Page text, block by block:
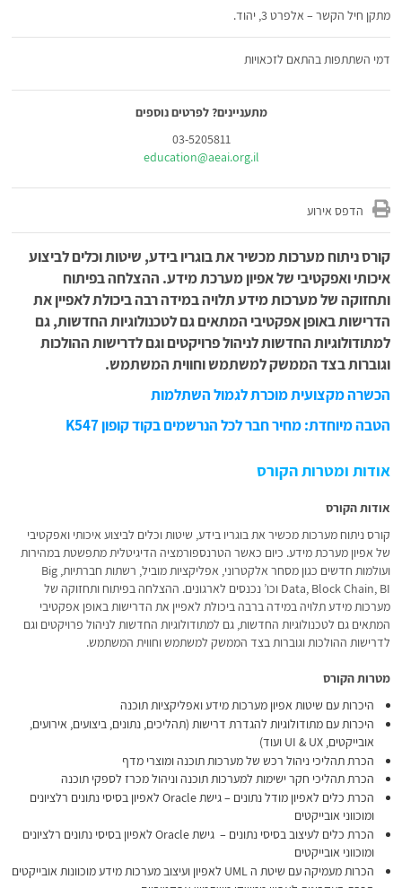
מתקן חיל הקשר – אלפרט 3, יהוד.
דמי השתתפות בהתאם לזכאויות
מתעניינים? לפרטים נוספים
03-5205811
education@aeai.org.il
הדפס אירוע
קורס ניתוח מערכות מכשיר את בוגריו בידע, שיטות וכלים לביצוע
איכותי ואפקטיבי של אפיון מערכת מידע. ההצלחה בפיתוח
ותחזוקה של מערכות מידע תלויה במידה רבה ביכולת לאפיין את
הדרישות באופן אפקטיבי המתאים גם לטכנולוגיות החדשות, גם
למתודולוגיות החדשות לניהול פרויקטים וגם לדרישות ההולכות
וגוברות בצד הממשק למשתמש וחווית המשתמש.
הכשרה מקצועית מוכרת לגמול השתלמות
הטבה מיוחדת: מחיר חבר לכל הנרשמים בקוד קופון K547
אודות ומטרות הקורס
אודות הקורס
קורס ניתוח מערכות מכשיר את בוגריו בידע, שיטות וכלים לביצוע איכותי ואפקטיבי
של אפיון מערכת מידע. כיום כאשר הטרנספורמציה הדיגיטלית מתפשטת במהירות
ועולמות חדשים כגון מסחר אלקטרוני, אפליקציות מוביל, רשתות חברתיות, Big
Data, Block Chain, BI וכו’ נכנסים לארגונים. ההצלחה בפיתוח ותחזוקה של
מערכות מידע תלויה במידה ברבה ביכולת לאפיין את הדרישות באופן אפקטיבי
המתאים גם לטכנולוגיות החדשות, גם למתודולוגיות החדשות לניהול פרויקטים וגם
לדרישות ההולכות וגוברות בצד הממשק למשתמש וחווית המשתמש.
מטרות הקורס
היכרות עם שיטות אפיון מערכות מידע ואפליקציות תוכנה
היכרות עם מתודולוגיות להגדרת דרישות (תהליכים, נתונים, ביצועים, אירועים,
אובייקטים, UI & UX ועוד)
הכרת תהליכי ניהול רכש של מערכות תוכנה ומוצרי מדף
הכרת תהליכי חקר ישימות למערכות תוכנה וניהול מכרז לספקי תוכנה
הכרת כלים לאפיון מודל נתונים – גישת Oracle לאפיון בסיסי נתונים רלציונים
ומוכווני אובייקטים
הכרת כלים לעיצוב בסיסי נתונים – גישת Oracle לאפיון בסיסי נתונים רלציונים
ומוכווני אובייקטים
הכרות מעמיקה עם שיטת ה UML לאפיון ועיצוב מערכות מידע מוכוונות אובייקטים